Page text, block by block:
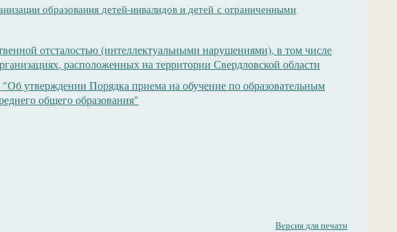
образования детей-инвалидов и детей с ограниченными
отсталостью (интеллектуальными нарушениями), в том числе
расположенных на территории Свердловской области
утверждении Порядка приема на обучение по образовательным
общего образования"
Версия для печати